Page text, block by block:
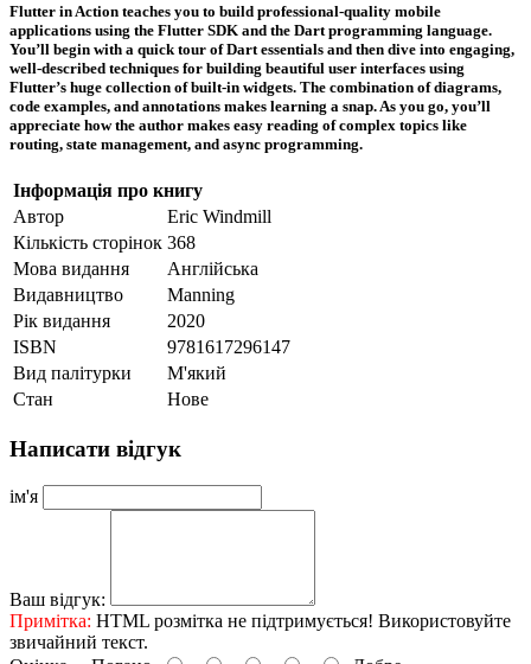
Flutter in Action teaches you to build professional-quality mobile
applications using the Flutter SDK and the Dart programming language.
You’ll begin with a quick tour of Dart essentials and then dive into engaging,
well-described techniques for building beautiful user interfaces using
Flutter’s huge collection of built-in widgets. The combination of diagrams,
code examples, and annotations makes learning a snap. As you go, you’ll
appreciate how the author makes easy reading of complex topics like
routing, state management, and async programming.
Інформація про книгу
Автор
Eric Windmill
Кількість сторінок 368
Мова видання
Англійська
Видавництво
Manning
Рік видання
2020
ISBN
9781617296147
Вид палітурки
М'який
Стан
Нове
Написати відгук
ім'я
Ваш відгук:
Примітка: HTML розмітка не підтримується! Використовуйте
звичайний текст.